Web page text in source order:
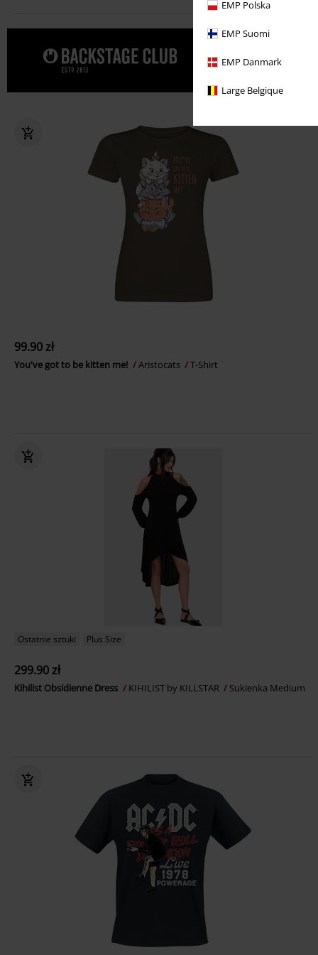
EMP Polska
EMP Suomi
EMP Danmark
Large Belgique
Spraw
99.90 zł
You've got to be kitten me! Aristocats T-Shirt
Ostatnie sztuki Plus Size
299.90 zł
Kihilist Obsidienne Dress KIHILIST by KILLSTAR Sukienka Medium